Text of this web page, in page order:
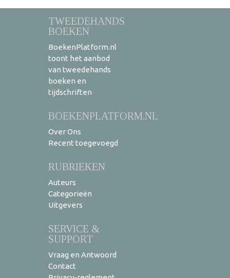
TWEEDEHANDS
BOEKEN
BoekenPlatform.nl
toont het aanbod
van tweedehands
boeken en
tijdschriften
BOEKENPLATFORM.NL
Over Ons
Recent toegevoegd
RUBRIEKEN
Auteurs
Categorieën
Uitgevers
SERVICE &
SUPPORT
Vraag en Antwoord
Contact